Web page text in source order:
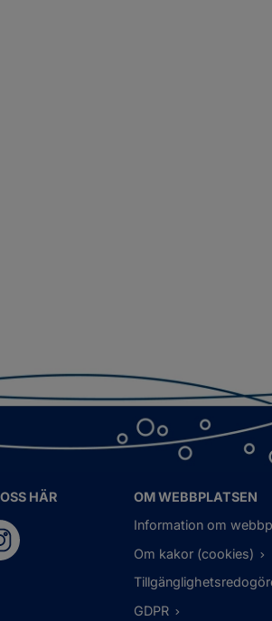
HÄR
OM WEBBPLATSEN
Information om
Om kakor (cookies)
GDPR